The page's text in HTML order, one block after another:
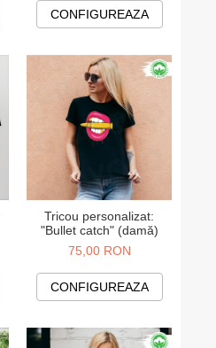
CONFIGUREAZA
Tricou personalizat:
"Bullet catch" (damă)
75,00 RON
CONFIGUREAZA